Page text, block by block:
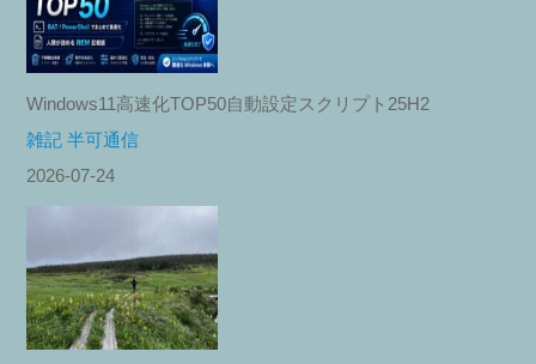
Windows11高速化TOP50自動設定スクリプト25H2
雑記 半可通信
2026-07-24